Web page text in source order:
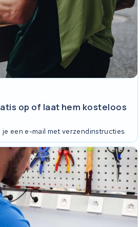
op of laat hem kosteloos
een e-mail met verzendinstructies.